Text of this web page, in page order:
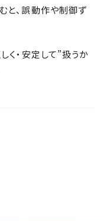
と、誤動作や制御ず
く・安定して”扱うか